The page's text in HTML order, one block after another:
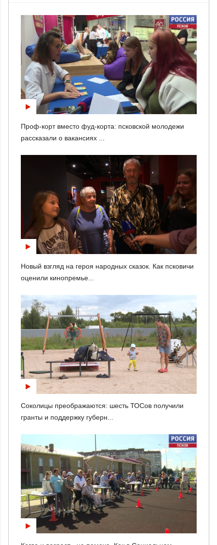
Проф-корт вместо фуд-корта: псковской молодежи
рассказали о вакансиях ...
Новый взгляд на героя народных сказок. Как псковичи
оценили кинопремье...
Соколицы преображаются: шесть ТОСов получили
гранты и поддержку губерн...